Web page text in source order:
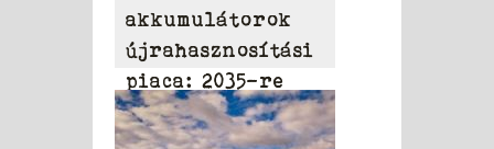
akkumulátorok
újrahasznosítási
piaca: 2035-re
elérheti a 31,95
milliárd dollárt